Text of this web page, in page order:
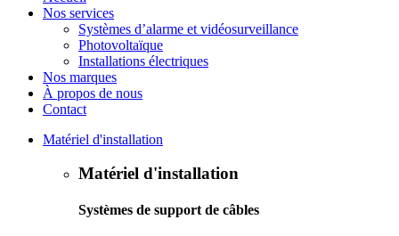
Nos services
Systèmes d’alarme et vidéosurveillance
Photovoltaïque
Installations électriques
Nos marques
À propos de nous
Contact
Matériel d'installation
Matériel d'installation
Systèmes de support de câbles